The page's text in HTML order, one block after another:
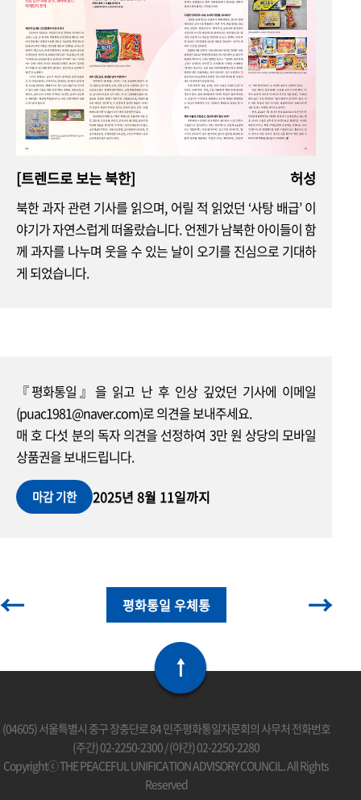
뉴스 & 소식
평화통일 소식
제3회 ‘DMZ 평화의 길 걷기’ 개최 외
평화통일 이벤트
민주평통과 함께하는 이벤트
평화통일 우체통
평통 우체통
평화통일 큐레이션
2025 07+08Vol.216
[트렌드로 보는 북한] 허성
북한 과자 관련 기사를 읽으며, 어릴 적 읽었던 ‘사탕 배급’ 이
야기가 자연스럽게 떠올랐습니다. 언젠가 남북한 아이들이 함
께 과자를 나누며 웃을 수 있는 날이 오기를 진심으로 기대하
게 되었습니다.
『평화통일』을 읽고 난 후 인상 깊었던 기사에 이메일
(puac1981@naver.com)로 의견을 보내주세요.
매 호 다섯 분의 독자 의견을 선정하여 3만 원 상당의 모바일
상품권을 보내드립니다.
마감 기한 2025년 8월 11일까지
← 평화통일 우체통 →
(04605) 서울특별시 중구 장충단로 84 민주평화통일자문회의 사무처 전화번호
(주간) 02-2250-2300 / (야간) 02-2250-2280
Copyrightⓒ THE PEACEFUL UNIFICATION ADVISORY COUNCIL. All Rights
Reserved